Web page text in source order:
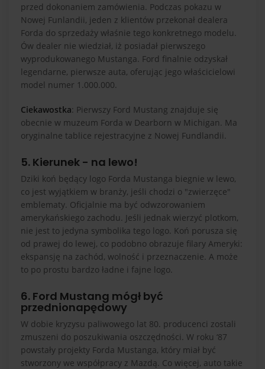
przed dokonaniem zamówienia. Podczas pokazu w
Nowej Funlandii, jeden z klientów przekonał dealera
Forda do sprzedaży właśnie tego konkretnego modelu.
Ów dealer nie wiedział, iż posiadał pierwszego
wyprodukowanego Mustanga. Ford finalnie odzyskał
legendarne, pierwsze auta, oferując jego właścicielowi
model numer 1.000.000.
Ciekawostka: Pierwszy Ford Mustang znajduje się
obecnie w muzeum Forda w Dearborn w Michigan. Ma
oryginalne tablice rejestracyjne z Nowej Fundlandii.
5. Kierunek - na lewo!
Dziki koń będący logo Forda Mustanga biegnie w lewo,
co jest wyjątkiem w branży, jeśli chodzi o "zwierzęce"
emblematy. Oficjalnie ma być odwzorowaniem
amerykańskiego zachodu. Jeśli jednak wierzyć plotkom,
nie jest to jedyna symbolika tego logo. Koń porusza się
od prawej do lewej, co podobno obrazuje filary Ameryki:
ekspansję na zachód, wolność i przeznaczenie. A może
to po prostu bardzo ładne i fajne logo.
6. Ford Mustang mógł być
przednionapędowy
W dobie kryzysu paliwowego lat 80. producenci zostali
zmuszeni do poszukiwania oszczędności. W roku ‘87
powstały projekty Forda Mustanga, który miał być
stworzony we współpracy z Mazdą. Co więcej, auto takie